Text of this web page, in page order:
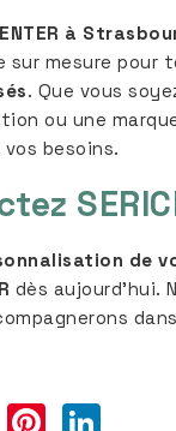
à
sur mesure pour
. Que vous
ou une
besoins.
de
dès aujourd’hui.
X Pinterest